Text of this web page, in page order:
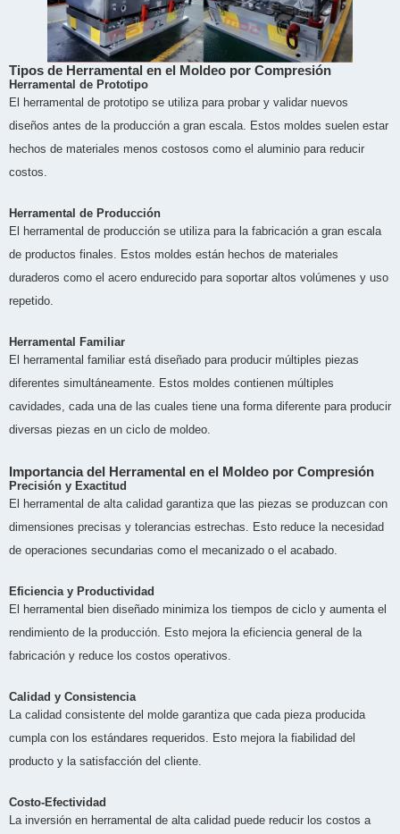
Tipos de Herramental en el Moldeo por Compresión
Herramental de Prototipo
El herramental de prototipo se utiliza para probar y validar nuevos
diseños antes de la producción a gran escala. Estos moldes suelen estar
hechos de materiales menos costosos como el aluminio para reducir
costos.
Herramental de Producción
El herramental de producción se utiliza para la fabricación a gran escala
de productos finales. Estos moldes están hechos de materiales
duraderos como el acero endurecido para soportar altos volúmenes y uso
repetido.
Herramental Familiar
El herramental familiar está diseñado para producir múltiples piezas
diferentes simultáneamente. Estos moldes contienen múltiples
cavidades, cada una de las cuales tiene una forma diferente para producir
diversas piezas en un ciclo de moldeo.
Importancia del Herramental en el Moldeo por Compresión
Precisión y Exactitud
El herramental de alta calidad garantiza que las piezas se produzcan con
dimensiones precisas y tolerancias estrechas. Esto reduce la necesidad
de operaciones secundarias como el mecanizado o el acabado.
Eficiencia y Productividad
El herramental bien diseñado minimiza los tiempos de ciclo y aumenta el
rendimiento de la producción. Esto mejora la eficiencia general de la
fabricación y reduce los costos operativos.
Calidad y Consistencia
La calidad consistente del molde garantiza que cada pieza producida
cumpla con los estándares requeridos. Esto mejora la fiabilidad del
producto y la satisfacción del cliente.
Costo-Efectividad
La inversión en herramental de alta calidad puede reducir los costos a